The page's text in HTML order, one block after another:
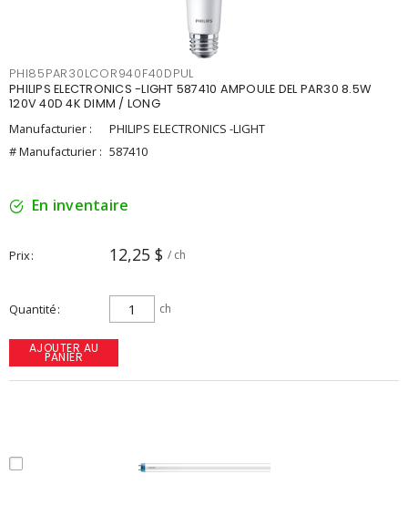
PHI85PAR30LCOR940F40DPUL
PHILIPS ELECTRONICS -LIGHT 587410 AMPOULE DEL PAR30 8.5W
120V 40D 4K DIMM / LONG
Manufacturier :
PHILIPS ELECTRONICS -LIGHT
# Manufacturier : 587410
En inventaire
Prix 12,25 $ / ch
Quantité ch
AJOUTER AU
PANIER